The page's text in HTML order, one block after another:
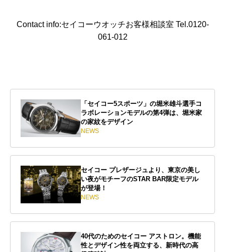
Contact info:セイコーウオッチお客様相談室 Tel.0120-
061-012
「セイコー5スポーツ」の堀米雄斗選手コ
ラボレーションモデルの第4弾は、堀米家
の家紋をデザイン
NEWS
セイコー プレザージュより、東京の美し
い夜がモチーフのSTAR BAR限定モデル
が登場！
NEWS
40代のためのセイコー アストロン。機能
性とデザイン性を両立する、新時代の高